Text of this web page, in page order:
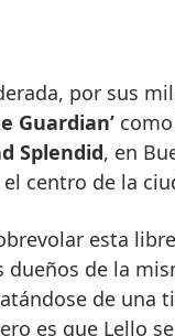
por sus
Guardian’como
Splendid, en
centro de la
esta
de la
de una
es que Lello